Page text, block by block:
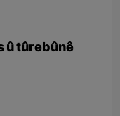
û tûrebûnê